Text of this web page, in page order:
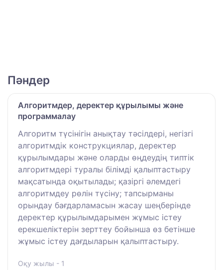
Пәндер
Алгоритмдер, деректер құрылымы және
программалау
Алгоритм түсінігін анықтау тәсілдері, негізгі
алгоритмдік конструкциялар, деректер
құрылымдары және оларды өңдеудің типтік
алгоритмдері туралы білімді қалыптастыру
мақсатында оқытылады; қазіргі әлемдегі
алгоритмдеу рөлін түсіну; тапсырманы
орындау бағдарламасын жасау шеңберінде
деректер құрылымдарымен жұмыс істеу
ерекшеліктерін зерттеу бойынша өз бетінше
жұмыс істеу дағдыларын қалыптастыру.
Оқу жылы - 1